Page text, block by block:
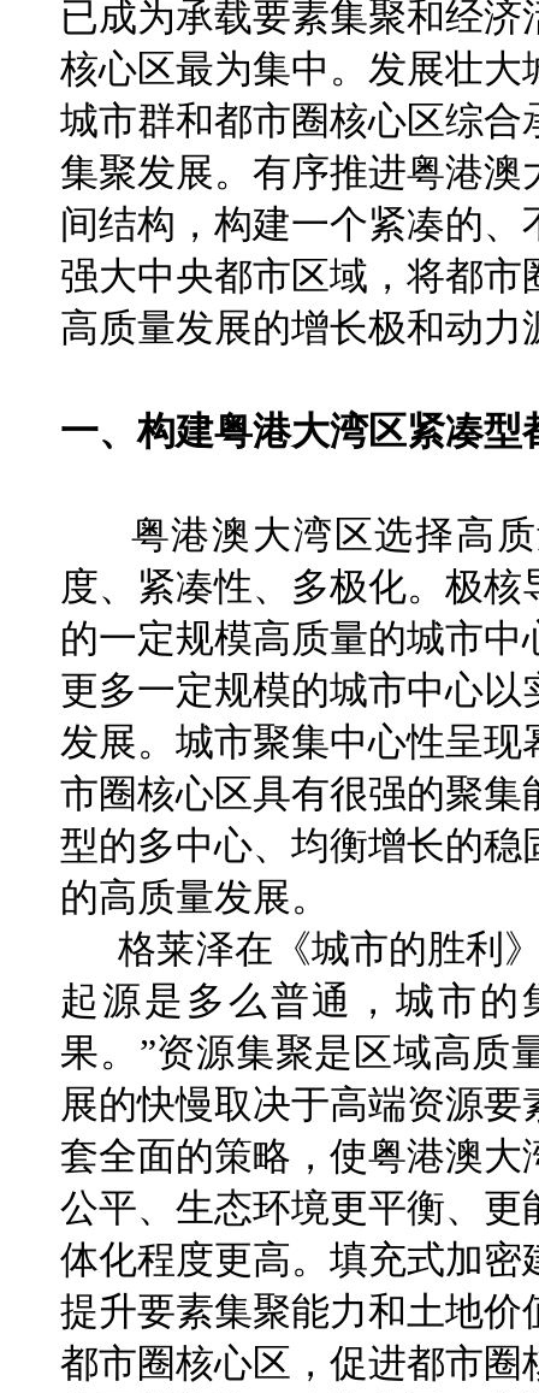
已成为承载要素集聚和经
核心区最为集中。发展壮
城市群和都市圈核心区综
集聚发展。有序推进粤港
间结构，构建一个紧凑的
强大中央都市区域，将都
高质量发展的增长极和动力
一、构建粤港大湾区紧凑
粤港澳大湾区选择高质
度、紧凑性、多极化。极
的一定规模高质量的城市
更多一定规模的城市中心
发展。城市聚集中心性呈
市圈核心区具有很强的聚
型的多中心、均衡增长的
的高质量发展。
格莱泽在《城市的胜利
起源是多么普通，城市
果。”资源集聚是区域高质
展的快慢取决于高端资源
套全面的策略，使粤港澳
公平、生态环境更平衡、
体化程度更高。填充式加
提升要素集聚能力和土地
都市圈核心区，促进都市